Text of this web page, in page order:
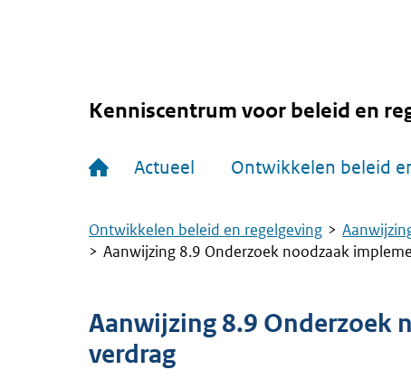
Kenniscentrum voor beleid en
Actueel Ontwikkelen beleid
Kruimelpad
Ontwikkelen beleid en regelgeving
Aanwijzing 8.9 Onderzoek noodzaak
Aanwijzing 8.9 Onderzoek
verdrag